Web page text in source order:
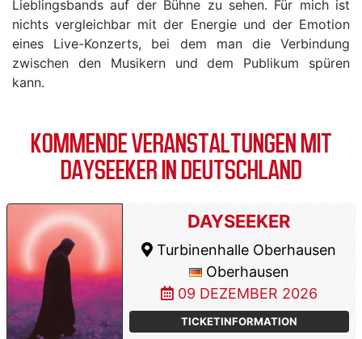
Lieblingsbands auf der Bühne zu sehen. Für mich ist
nichts vergleichbar mit der Energie und der Emotion
eines Live-Konzerts, bei dem man die Verbindung
zwischen den Musikern und dem Publikum spüren
kann.
KOMMENDE VERANSTALTUNGEN MIT
DAYSEEKER IN DEUTSCHLAND
DAYSEEKER
Turbinenhalle Oberhausen
Oberhausen
09 DEZEMBER 2026
TICKETINFORMATION